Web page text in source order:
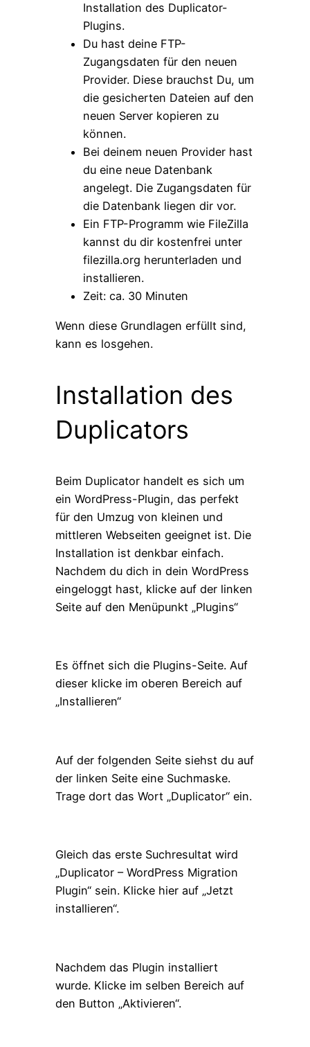
Installation des Duplicator-
Plugins.
Du hast deine FTP-
Zugangsdaten für den neuen
Provider. Diese brauchst Du, um
die gesicherten Dateien auf den
neuen Server kopieren zu
können.
Bei deinem neuen Provider hast
du eine neue Datenbank
angelegt. Die Zugangsdaten für
die Datenbank liegen dir vor.
Ein FTP-Programm wie FileZilla
kannst du dir kostenfrei unter
filezilla.org herunterladen und
installieren.
Zeit: ca. 30 Minuten
Wenn diese Grundlagen erfüllt sind,
kann es losgehen.
Installation des
Duplicators
Beim Duplicator handelt es sich um
ein WordPress-Plugin, das perfekt
für den Umzug von kleinen und
mittleren Webseiten geeignet ist. Die
Installation ist denkbar einfach.
Nachdem du dich in dein WordPress
eingeloggt hast, klicke auf der linken
Seite auf den Menüpunkt „Plugins“
Es öffnet sich die Plugins-Seite. Auf
dieser klicke im oberen Bereich auf
„Installieren“
Auf der folgenden Seite siehst du auf
der linken Seite eine Suchmaske.
Trage dort das Wort „Duplicator“ ein.
Gleich das erste Suchresultat wird
„Duplicator – WordPress Migration
Plugin“ sein. Klicke hier auf „Jetzt
installieren“.
Nachdem das Plugin installiert
wurde. Klicke im selben Bereich auf
den Button „Aktivieren“.